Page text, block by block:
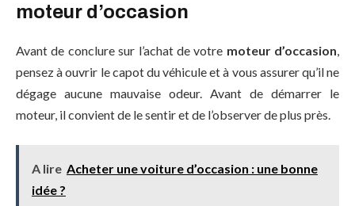
moteur d’occasion
Avant de conclure sur l’achat de votre moteur d’occasion,
pensez à ouvrir le capot du véhicule et à vous assurer qu’il ne
dégage aucune mauvaise odeur. Avant de démarrer le
moteur, il convient de le sentir et de l’observer de plus près.
A lire Acheter une voiture d’occasion : une bonne
idée ?